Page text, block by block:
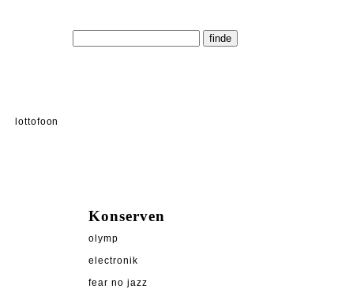
lottofoon
Konserven
olymp
electronik
fear no jazz